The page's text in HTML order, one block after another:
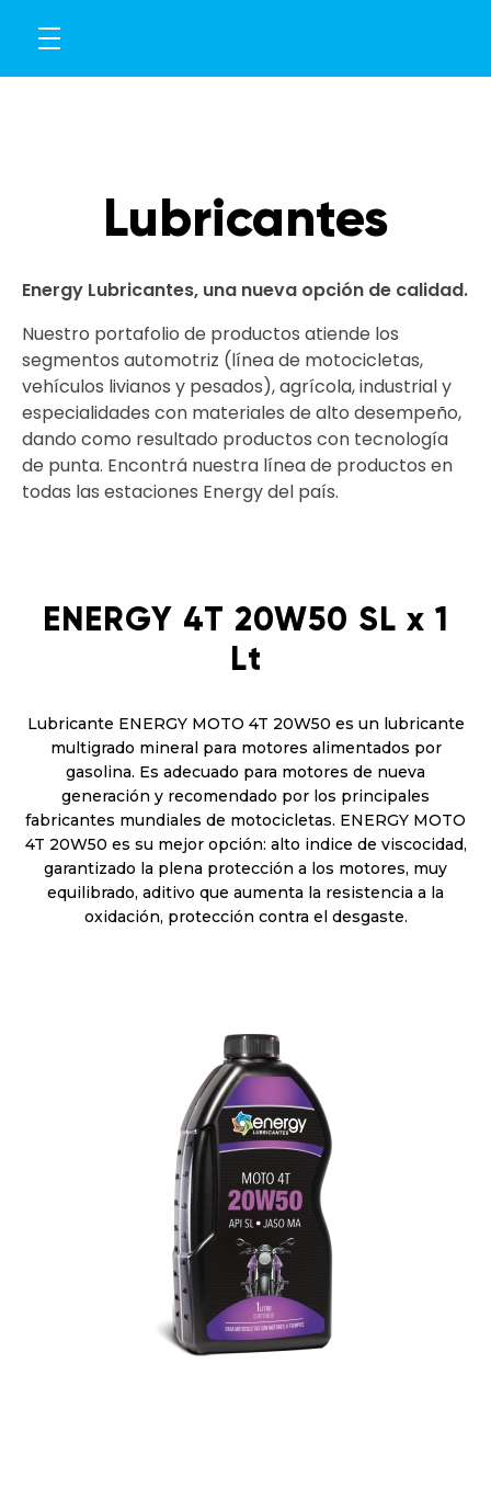
Lubricantes
Energy Lubricantes, una nueva opción de calidad.
Nuestro portafolio de productos atiende los
segmentos automotriz (línea de motocicletas,
vehículos livianos y pesados), agrícola, industrial y
especialidades con materiales de alto desempeño,
dando como resultado productos con tecnología
de punta. Encontrá nuestra línea de productos en
todas las estaciones Energy del país.
ENERGY 4T 20W50 SL x 1
Lt
Lubricante ENERGY MOTO 4T 20W50 es un lubricante
multigrado mineral para motores alimentados por
gasolina. Es adecuado para motores de nueva
generación y recomendado por los principales
fabricantes mundiales de motocicletas. ENERGY MOTO
4T 20W50 es su mejor opción: alto indice de viscocidad,
garantizado la plena protección a los motores, muy
equilibrado, aditivo que aumenta la resistencia a la
oxidación, protección contra el desgaste.